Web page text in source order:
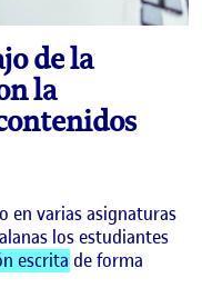
de la
la
en varias asignaturas
los estudiantes
escrita de forma